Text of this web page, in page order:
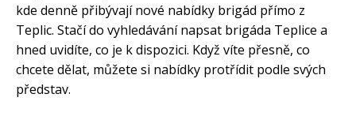
kde denně přibývají nové nabídky brigád přímo z
Teplic. Stačí do vyhledávání napsat brigáda Teplice a
hned uvidíte, co je k dispozici. Když víte přesně, co
chcete dělat, můžete si nabídky protřídit podle svých
představ.